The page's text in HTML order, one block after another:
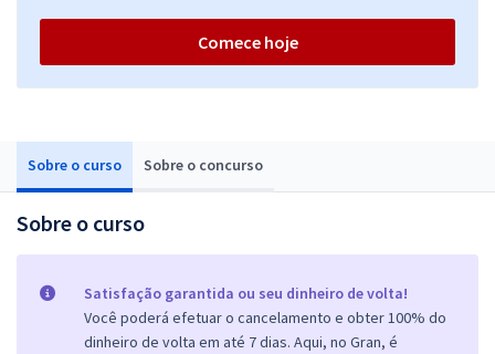
Sobre o curso Sobre o concurso
Sobre o curso
Satisfação garantida ou seu dinheiro de volta!
Você poderá efetuar o cancelamento e obter 100% do
dinheiro de volta em até 7 dias. Aqui, no Gran, é
Comece hoje